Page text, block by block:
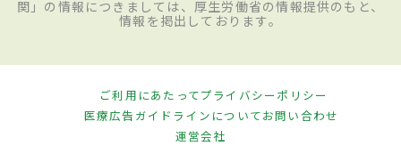
関」の情報につきましては、厚生労働省の情報提供のもと、
情報を掲出しております。
ご利用にあたってプライバシーポリシー
医療広告ガイドラインについてお問い合わせ
運営会社